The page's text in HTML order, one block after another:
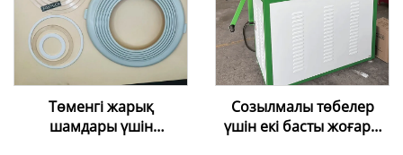
Төменгі жарық
шамдары үшін
Созылмалы төбелер
үшін екі басты жоғары